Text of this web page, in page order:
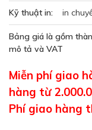
Kỹ thuật in: in
Bảng giá là gồm
mô tả và VAT
Miễn phí giao
hàng từ
Phí giao hàng